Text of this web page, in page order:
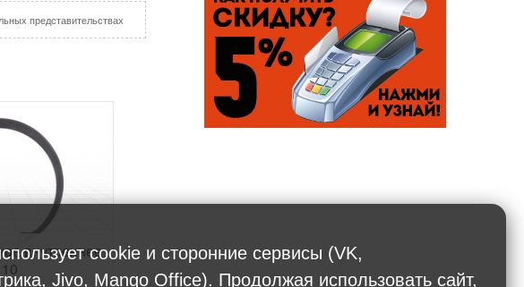
представительствах
внутреннееcookie и сторонние сервисы (VK,
Jivo, Mango Office). Продолжая использовать сайт,